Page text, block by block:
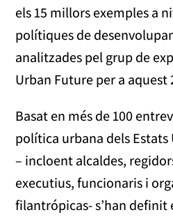
els 15 millors exemples a
polítiques de
analitzades pel grup de
Urban Future per a aquest
Basat en més de 100
política urbana dels
– incloent alcaldes,
executius, funcionaris i
filantrópicas- s’han definit